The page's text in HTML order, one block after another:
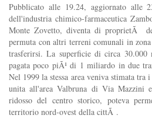
Pubblicato alle 19.24, aggiornato alle
dell'industria chimico-farmaceutica
Monte Zovetto, diventa di proprietÃ
permuta con altri terreni comunali in
trasferirsi. La superficie di circa 30.000
pagata poco piÃ¹ di 1 miliardo in due
Nel 1999 la stessa area veniva stimata
unita all'area Valbruna di Via Mazzini
ridosso del centro storico, poteva
territorio nord-ovest della cittÃ .